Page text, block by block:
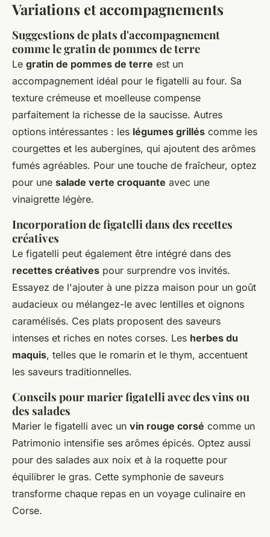
Variations et accompagnements
Suggestions de plats d'accompagnement
comme le gratin de pommes de terre
Le gratin de pommes de terre est un
accompagnement idéal pour le figatelli au four. Sa
texture crémeuse et moelleuse compense
parfaitement la richesse de la saucisse. Autres
options intéressantes : les légumes grillés comme les
courgettes et les aubergines, qui ajoutent des arômes
fumés agréables. Pour une touche de fraîcheur, optez
pour une salade verte croquante avec une
vinaigrette légère.
Incorporation de figatelli dans des recettes
créatives
Le figatelli peut également être intégré dans des
recettes créatives pour surprendre vos invités.
Essayez de l'ajouter à une pizza maison pour un goût
audacieux ou mélangez-le avec lentilles et oignons
caramélisés. Ces plats proposent des saveurs
intenses et riches en notes corses. Les herbes du
maquis, telles que le romarin et le thym, accentuent
les saveurs traditionnelles.
Conseils pour marier figatelli avec des vins ou
des salades
Marier le figatelli avec un vin rouge corsé comme un
Patrimonio intensifie ses arômes épicés. Optez aussi
pour des salades aux noix et à la roquette pour
équilibrer le gras. Cette symphonie de saveurs
transforme chaque repas en un voyage culinaire en
Corse.